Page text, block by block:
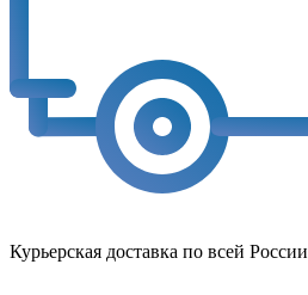
Курьерская доставка по всей России